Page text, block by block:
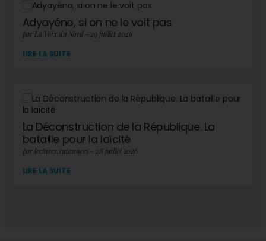
Adyayéno, si on ne le voit pas
par La Voix du Nord - 29 juillet 2026
LIRE LA SUITE
La Déconstruction de la République. La
bataille pour la laïcité
par lectures.suzannees - 28 juillet 2026
LIRE LA SUITE